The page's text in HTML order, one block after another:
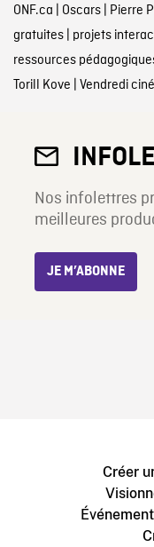
ONF.ca Oscars| Pierre
gratuites| projets
ressources
Torill Kove Vendredi
Nos infolettres
meilleures
JE M’ABONNE
Créer